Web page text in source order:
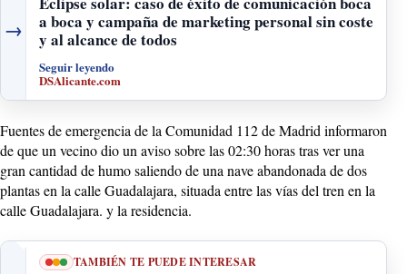
→
a boca y campaña de marketing personal sin coste
y al alcance de todos
Seguir leyendo
DSAlicante.com
Fuentes de emergencia de la Comunidad 112 de Madrid informaron
de que un vecino dio un aviso sobre las 02:30 horas tras ver una
gran cantidad de humo saliendo de una nave abandonada de dos
plantas en la calle Guadalajara, situada entre las vías del tren en la
calle Guadalajara. y la residencia.
TAMBIÉN TE PUEDE INTERESAR